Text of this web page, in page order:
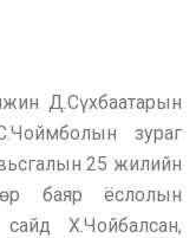
Д.Сүхбаатарын
зураг
25 жилийн
баяр ёслолын
Х.Чойбалсан,